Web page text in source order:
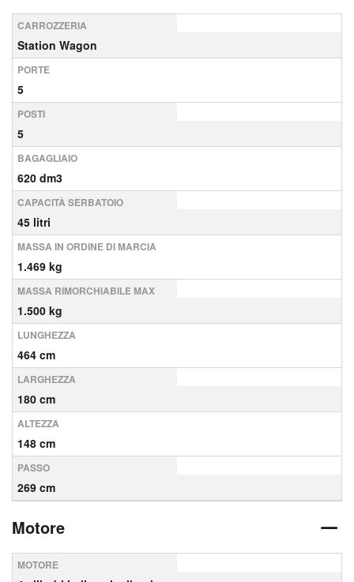
CARROZZERIA
Station Wagon
PORTE
5
POSTI
5
BAGAGLIAIO
620 dm3
CAPACITÀ SERBATOIO
45 litri
MASSA IN ORDINE DI MARCIA
1.469 kg
MASSA RIMORCHIABILE MAX
1.500 kg
LUNGHEZZA
464 cm
LARGHEZZA
180 cm
ALTEZZA
148 cm
PASSO
269 cm
Motore
MOTORE